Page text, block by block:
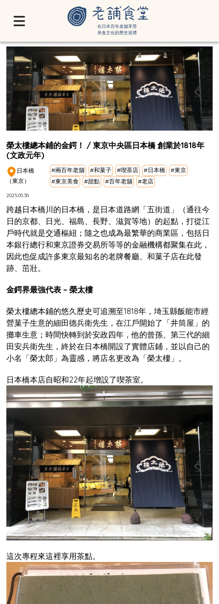
在日本百年老舖享受
美食文化的歷史巡禮
榮太樓總本鋪的金鍔！ / 東京中央區日本橋 創業於1818年
(文政元年)
日本橋
（東京）
#兩百年老舖 #和菓子 #喫茶店 #日本橋
#東京
#東京美食
#甜點 #百年老舖 #老店
2025.05.30
跨越日本橋川的日本橋，是日本道路網「五街道」（通往今
日的京都、日光、福島、長野、滋賀等地）的起點，打從江
戶時代就是交通樞紐；隨之也成為最繁華的商業區，包括日
本銀行總行和東京證券交易所等等的金融機構都聚集在此，
因此也促成許多東京最知名的老牌餐廳、和菓子店在此發
跡、茁壯。
金鍔界最強代表 – 榮太樓
榮太樓總本鋪的悠久歷史可追溯至1818年，埼玉縣飯能市經
營菓子生意的細田德兵衛先生，在江戶開始了「井筒屋」的
攤車生意；時間快轉到於安政四年，他的曾孫、第三代的細
田安兵衛先生，終於在日本橋開設了實體店鋪，並以自己的
小名「榮太郎」為靈感，將店名更改為「榮太樓」。
日本橋本店自昭和22年起增設了喫茶室。
這次專程來這裡享用茶點。